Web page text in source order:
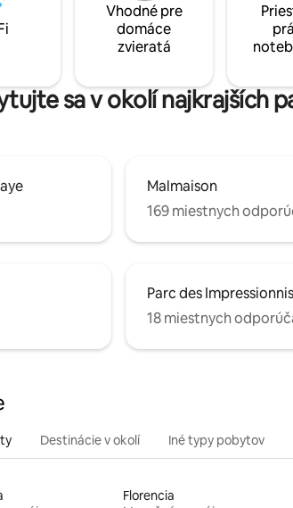
Vhodné pre
domáce
zvieratá
sa v okolí najkrajších
Malmaison
169 miestnych
Parc des
18 miestnych
Destinácie v okolí Iné typy pobytov
Florencia